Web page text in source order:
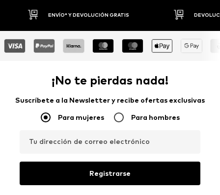
DEVOLUCIONES HASTA 30 DÍAS
¡No te pierdas nada!
Suscríbete a la Newsletter y recibe ofertas exclusivas
Para mujeres Para hombres
Tu dirección de correo electrónico
Registrarse